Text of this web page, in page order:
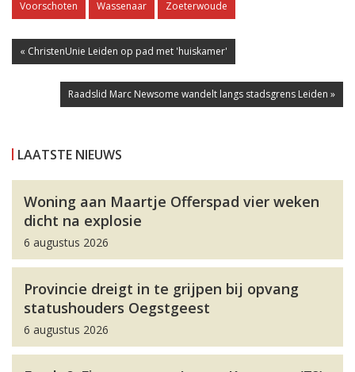
Voorschoten
Wassenaar Zoeterwoude
« ChristenUnie Leiden op pad met 'huiskamer'
Raadslid Marc Newsome wandelt langs stadsgrens Leiden »
LAATSTE NIEUWS
Woning aan Maartje Offerspad vier weken
dicht na explosie
6 augustus 2026
Provincie dreigt in te grijpen bij opvang
statushouders Oegstgeest
6 augustus 2026